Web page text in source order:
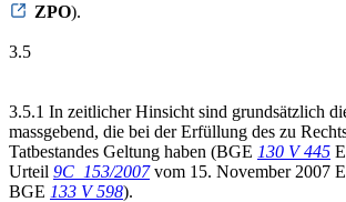
ZPO).
3.5
3.5.1 In zeitlicher Hinsicht sind grundsätzlich
massgebend, die bei der Erfüllung des zu
Tatbestandes Geltung haben (BGE 130 V 445
Urteil 9C_153/2007vom 15. November 2007
BGE 133 V 598).